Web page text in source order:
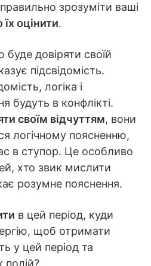
зрозуміти ваші
оцінити.
буде довіряти своїй
підсвідомість.
логіка і
будуть в конфлікті.
своїм відчуттям, вони
логічному поясненню,
в ступор. Це особливо
хто звик мислити
розумне пояснення.
в цей період, куди
щоб отримати
у цей період та
подій?